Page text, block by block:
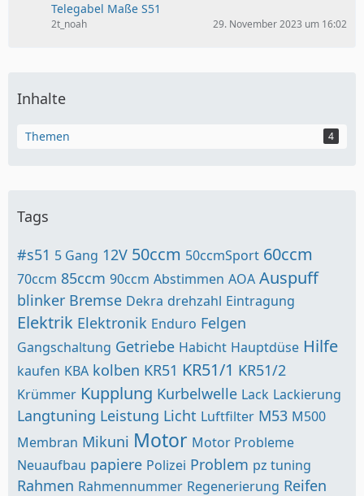
Telegabel Maße S51
2t_noah 29. November 2023 um 16:02
Inhalte
Themen 4
Tags
#s51 5 Gang 12V 50ccm 50ccmSport 60ccm
70ccm 85ccm 90ccm Abstimmen AOA Auspuff
blinker Bremse Dekra drehzahl Eintragung
Elektrik Elektronik Enduro Felgen
Gangschaltung Getriebe Habicht Hauptdüse Hilfe
kaufen KBA kolben KR51 KR51/1 KR51/2
Krümmer Kupplung Kurbelwelle Lack Lackierung
Langtuning Leistung Licht Luftfilter M53 M500
Membran Mikuni Motor Motor Probleme
Neuaufbau papiere Polizei Problem pz tuning
Rahmen Rahmennummer Regenerierung Reifen